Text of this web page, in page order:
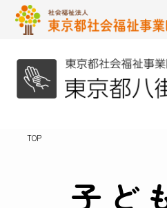
TOP
子ど